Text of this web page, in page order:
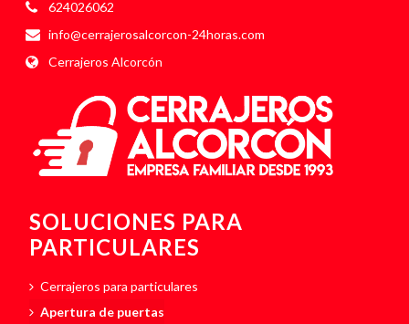
624026062
info@cerrajerosalcorcon-24horas.com
Cerrajeros Alcorcón
SOLUCIONES PARA
PARTICULARES
Cerrajeros para particulares
Apertura de puertas